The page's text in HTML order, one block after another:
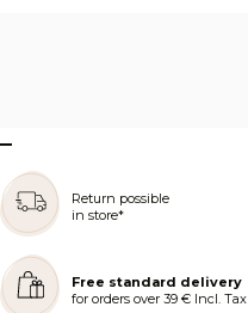
–
Return possible
in store*
Free standard delivery
for orders over 39 € Incl. Tax